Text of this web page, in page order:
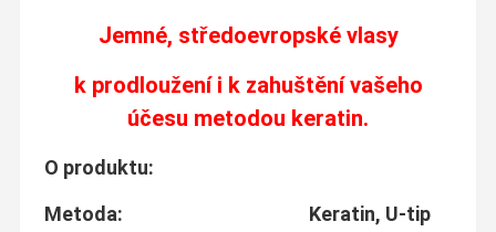
Jemné, středoevropské vlasy
k prodloužení i k zahuštění vašeho
účesu metodou keratin.
O produktu:
Metoda: Keratin, U-tip